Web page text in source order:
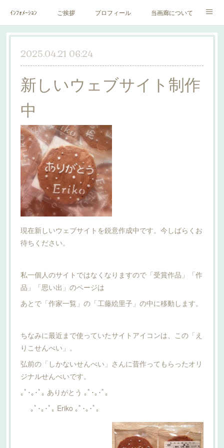
ｲﾝﾌｫﾒｰｼｮﾝ ご挨拶 プロフィール 当画廊について
作家一覧 絵里子画報
2025.04.21 06:24
新しいウェブサイト制作
中
現在新しいウェブサイトを鋭意作成中です。今しばらくお
待ちください。
私一個人のサイトではなくなりますので「受賞作品」「作
品」「思い出」のページは
あとで「作家一覧」の「工藤絵里子」の中に移動します。
ちなみに最近まで使っていたサイトアイコンは、この「え
りこせんべい」。
弘前の「しかないせんべい」さんに昔作ってもらったオリ
ジナルせんべいです。
｡ﾟ･｡･ﾟ｡ ありがとう ｡ﾟ･｡･ﾟ｡
｡ﾟ･｡･ﾟ｡ Eriko ｡ﾟ･｡･ﾟ｡